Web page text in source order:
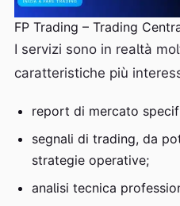
FP Trading – Trading
I servizi sono in realtà
caratteristiche più
report di mercato
segnali di trading, da
strategie operative;
analisi tecnica